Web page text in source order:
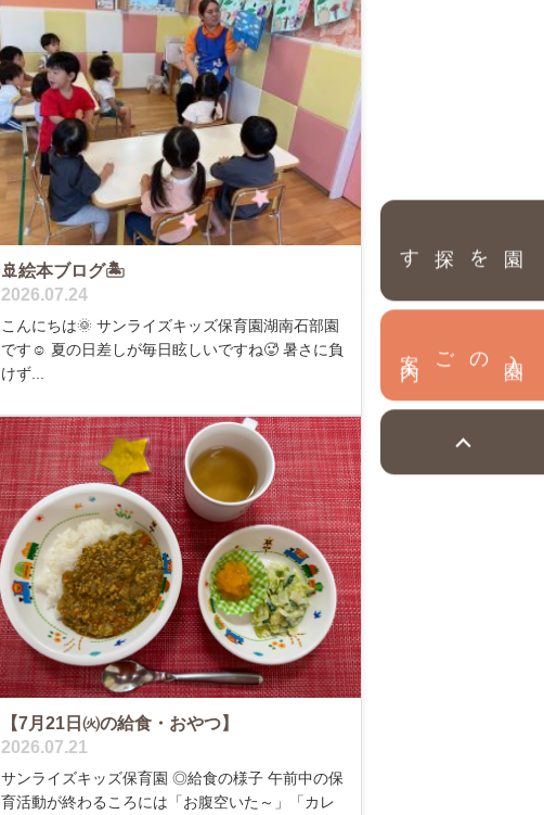
園を探す
🚢絵本ブログ🏝️
2026.07.24
こんにちは🌞 サンライズキッズ保育園湖南石部園
です☺️ 夏の日差しが毎日眩しいですね🥵 暑さに負
けず...
【7月21日㈫の給食・おやつ】
2026.07.21
サンライズキッズ保育園 ◎給食の様子 午前中の保
育活動が終わるころには「お腹空いた～」「カレ